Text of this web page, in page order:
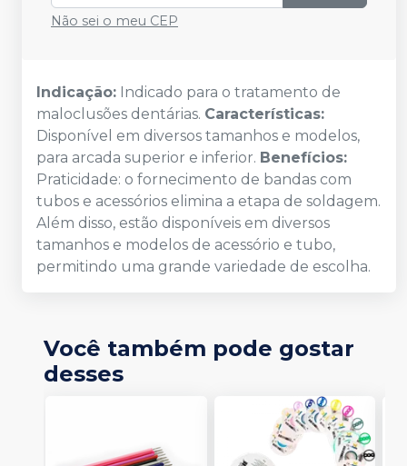
Não sei o meu CEP
Indicação: Indicado para o tratamento de
maloclusões dentárias. Características:
Disponível em diversos tamanhos e modelos,
para arcada superior e inferior. Benefícios:
Praticidade: o fornecimento de bandas com
tubos e acessórios elimina a etapa de soldagem.
Além disso, estão disponíveis em diversos
tamanhos e modelos de acessório e tubo,
permitindo uma grande variedade de escolha.
Você também pode gostar
desses